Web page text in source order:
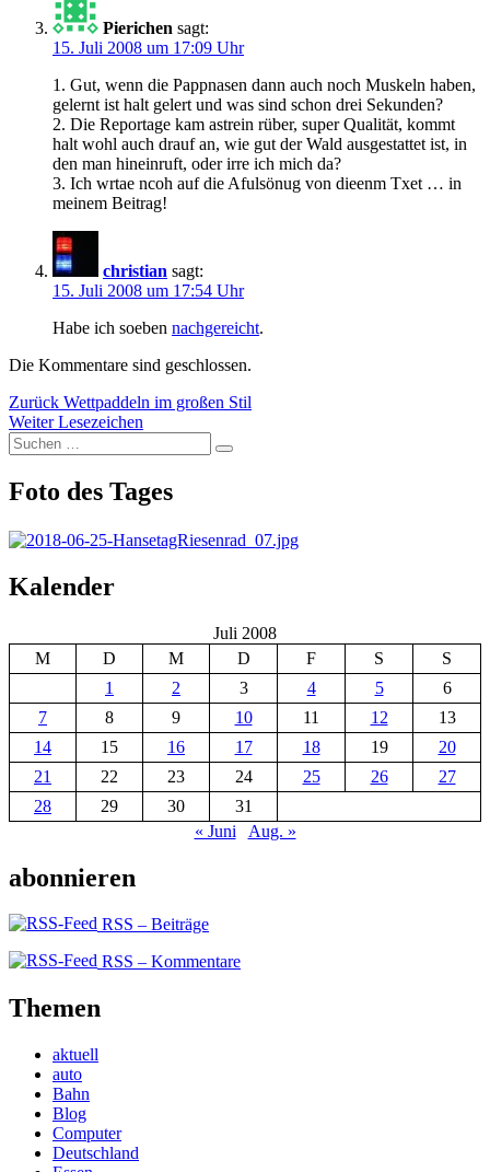
Pierichen sagt:
15. Juli 2008 um 17:09 Uhr
1. Gut, wenn die Pappnasen dann auch noch Muskeln haben,
gelernt ist halt gelert und was sind schon drei Sekunden?
2. Die Reportage kam astrein rüber, super Qualität, kommt
halt wohl auch drauf an, wie gut der Wald ausgestattet ist, in
den man hineinruft, oder irre ich mich da?
3. Ich wrtae ncoh auf die Afulsönug von dieenm Txet … in
meinem Beitrag!
christian sagt:
15. Juli 2008 um 17:54 Uhr
Habe ich soeben nachgereicht.
Die Kommentare sind geschlossen.
Beitragsnavigation
Zurück Vorheriger
Beitrag:
Wettpaddeln im großen Stil
Weiter Nächster
Beitrag:
Lesezeichen
Suchen
nach:
Suchen
Foto des Tages
Kalender
Juli 2008
M
D M D F S
S
1
2 3 4 5
6
7
8 9 10 11 12
13
14
15 16 17 18 19
20
21
22 23 24 25 26
27
28
29 30
31
« Juni
Aug. »
abonnieren
RSS – Beiträge
RSS – Kommentare
Themen
aktuell
auto
Bahn
Blog
Computer
Deutschland